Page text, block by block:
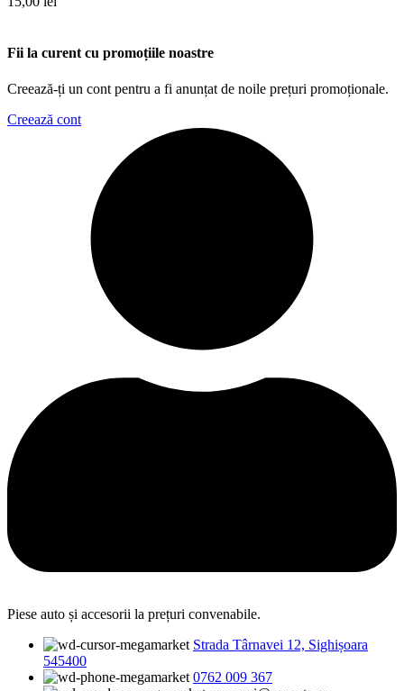
Fii la curent cu promoțiile noastre
Creează-ți un cont pentru a fi anunțat de noile prețuri promoționale.
Creează cont
Piese auto și accesorii la prețuri convenabile.
Strada Târnavei 12, Sighișoara
545400
0762 009 367